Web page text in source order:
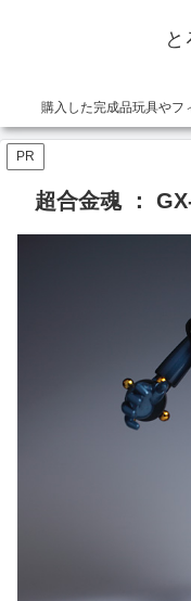
と
購入した完成品玩具やフ
PR
超合金魂 ：